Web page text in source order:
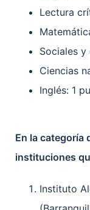
Lectura
Sociales y
Ciencias
Inglés: 1
En la categoría
instituciones
Instituto